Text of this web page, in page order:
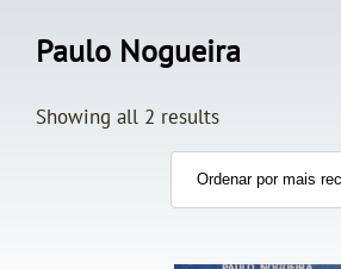
Paulo Nogueira
Showing all 2 results